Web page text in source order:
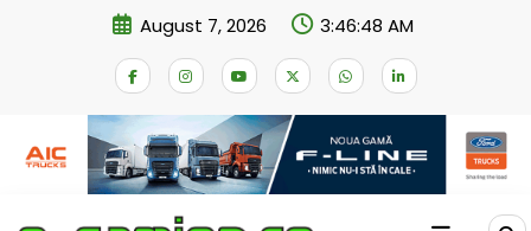
August 7, 2026 3:46:49 AM